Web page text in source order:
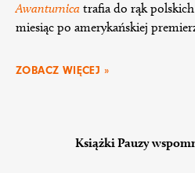
Awanturnica trafia do rąk
miesiąc po amerykańskiej
ZOBACZ WIĘCEJ »
Książki Pauzy